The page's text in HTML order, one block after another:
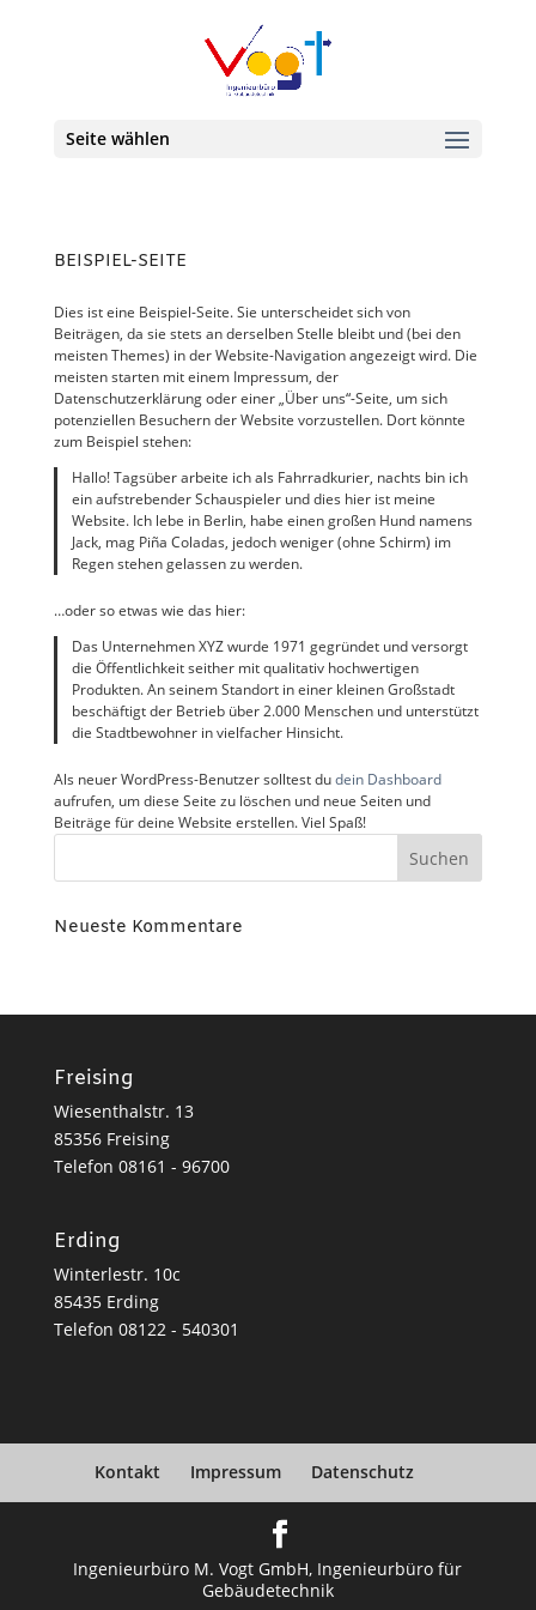
Seite wählen
BEISPIEL-SEITE
Dies ist eine Beispiel-Seite. Sie unterscheidet sich von
Beiträgen, da sie stets an derselben Stelle bleibt und (bei den
meisten Themes) in der Website-Navigation angezeigt wird. Die
meisten starten mit einem Impressum, der
Datenschutzerklärung oder einer „Über uns“-Seite, um sich
potenziellen Besuchern der Website vorzustellen. Dort könnte
zum Beispiel stehen:
Hallo! Tagsüber arbeite ich als Fahrradkurier, nachts bin ich
ein aufstrebender Schauspieler und dies hier ist meine
Website. Ich lebe in Berlin, habe einen großen Hund namens
Jack, mag Piña Coladas, jedoch weniger (ohne Schirm) im
Regen stehen gelassen zu werden.
…oder so etwas wie das hier:
Das Unternehmen XYZ wurde 1971 gegründet und versorgt
die Öffentlichkeit seither mit qualitativ hochwertigen
Produkten. An seinem Standort in einer kleinen Großstadt
beschäftigt der Betrieb über 2.000 Menschen und unterstützt
die Stadtbewohner in vielfacher Hinsicht.
Als neuer WordPress-Benutzer solltest dudein Dashboard
aufrufen, um diese Seite zu löschen und neue Seiten und
Beiträge für deine Website erstellen. Viel Spaß!
Neueste Kommentare
Freising
Wiesenthalstr. 13
85356 Freising
Telefon 08161 - 96700
Erding
Winterlestr. 10c
85435 Erding
Telefon 08122 - 540301
Kontakt Impressum Datenschutz
Ingenieurbüro M. Vogt GmbH, Ingenieurbüro für
Gebäudetechnik